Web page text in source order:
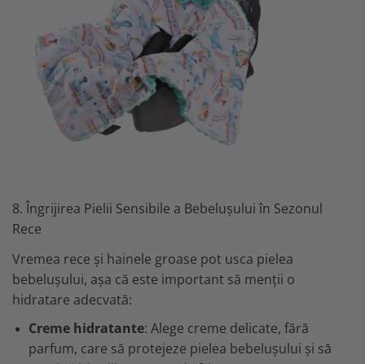
8. Îngrijirea Pielii Sensibile a Bebelușului în Sezonul
Rece
Vremea rece și hainele groase pot usca pielea
bebelușului, așa că este important să menții o
hidratare adecvată:
Creme hidratante: Alege creme delicate, fără
parfum, care să protejeze pielea bebelușului și să